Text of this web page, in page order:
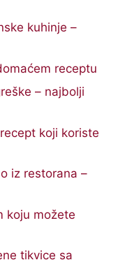
kuhinje –
receptu
– najbolji
koji koriste
iz restorana –
koju možete
tikvice sa